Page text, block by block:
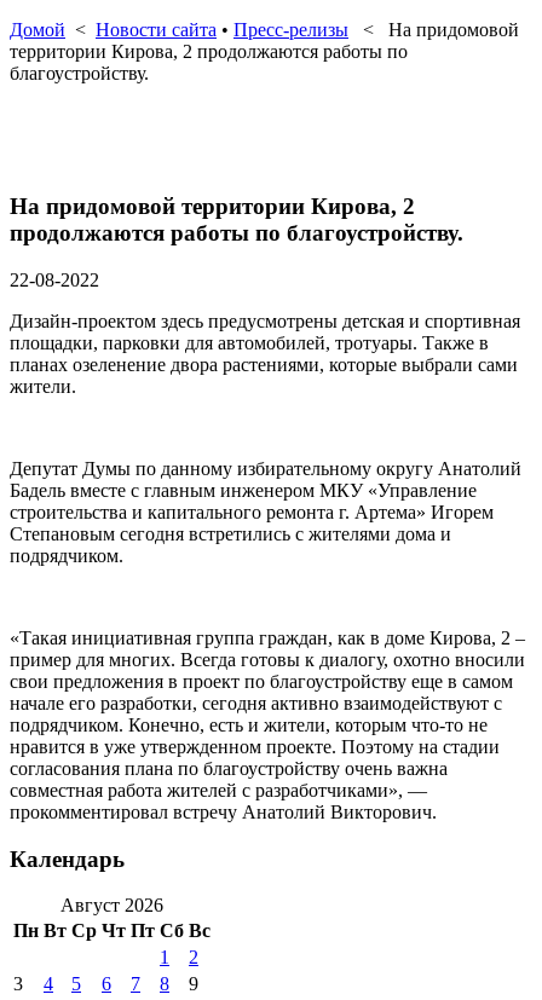
Домой < Новости сайта • Пресс-релизы < На придомовой
территории Кирова, 2 продолжаются работы по
благоустройству.
На придомовой территории Кирова, 2
продолжаются работы по благоустройству.
22-08-2022
Дизайн-проектом здесь предусмотрены детская и спортивная
площадки, парковки для автомобилей, тротуары. Также в
планах озеленение двора растениями, которые выбрали сами
жители.
Депутат Думы по данному избирательному округу Анатолий
Бадель вместе с главным инженером МКУ «Управление
строительства и капитального ремонта г. Артема» Игорем
Степановым сегодня встретились с жителями дома и
подрядчиком.
«Такая инициативная группа граждан, как в доме Кирова, 2 –
пример для многих. Всегда готовы к диалогу, охотно вносили
свои предложения в проект по благоустройству еще в самом
начале его разработки, сегодня активно взаимодействуют с
подрядчиком. Конечно, есть и жители, которым что-то не
нравится в уже утвержденном проекте. Поэтому на стадии
согласования плана по благоустройству очень важна
совместная работа жителей с разработчиками», —
прокомментировал встречу Анатолий Викторович.
Календарь
Август 2026
Пн Вт Ср Чт Пт Сб Вс
1
2
3
4 5 6 7 8 9